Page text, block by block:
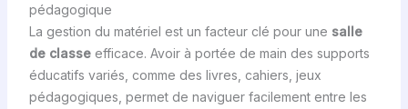
pédagogique
La gestion du matériel est un facteur clé pour une salle
de classeefficace. Avoir à portée de main des supports
éducatifs variés, comme des livres, cahiers, jeux
pédagogiques, permet de naviguer facilement entre les